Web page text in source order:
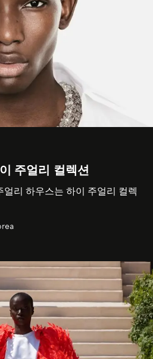
주얼리 컬렉션
리 하우스는 하이 주얼리 컬렉